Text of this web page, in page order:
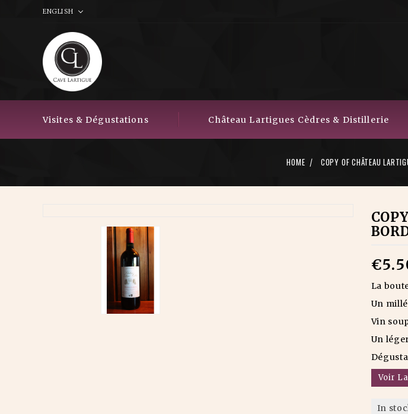
ENGLISH
Visites & Dégustations Château Lartigues Cèdres & Distillerie
HOME COPY OF CHÂTEAU
La
Un
Vin
Un
Voir
In